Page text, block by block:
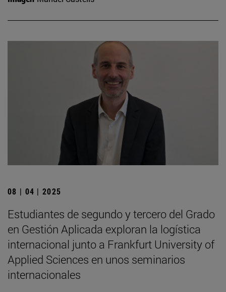
08 | 04 | 2025
Estudiantes de segundo y tercero del Grado
en Gestión Aplicada exploran la logística
internacional junto a Frankfurt University of
Applied Sciences en unos seminarios
internacionales